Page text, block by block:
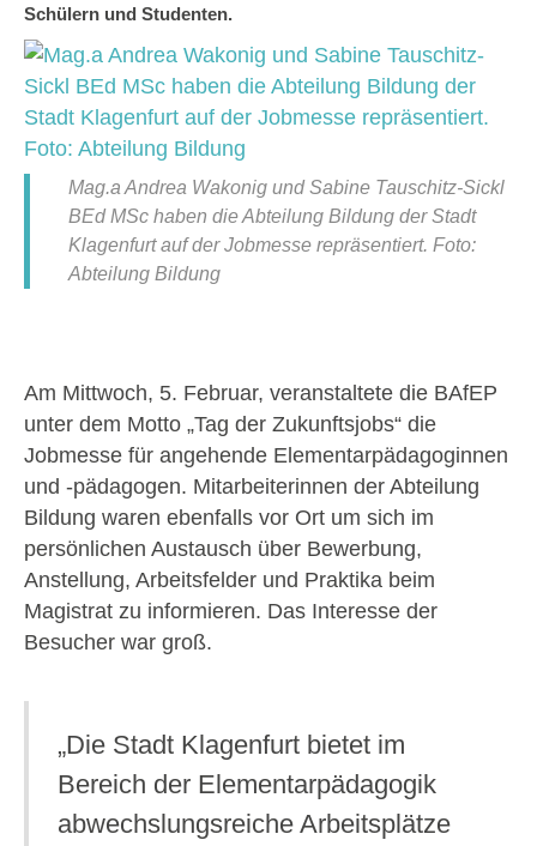
Schülern und Studenten.
Mag.a Andrea Wakonig und Sabine Tauschitz-Sickl
BEd MSc haben die Abteilung Bildung der Stadt
Klagenfurt auf der Jobmesse repräsentiert. Foto:
Abteilung Bildung
Am Mittwoch, 5. Februar, veranstaltete die BAfEP
unter dem Motto „Tag der Zukunftsjobs“ die
Jobmesse für angehende Elementarpädagoginnen
und -pädagogen. Mitarbeiterinnen der Abteilung
Bildung waren ebenfalls vor Ort um sich im
persönlichen Austausch über Bewerbung,
Anstellung, Arbeitsfelder und Praktika beim
Magistrat zu informieren. Das Interesse der
Besucher war groß.
„Die Stadt Klagenfurt bietet im
Bereich der Elementarpädagogik
abwechslungsreiche Arbeitsplätze